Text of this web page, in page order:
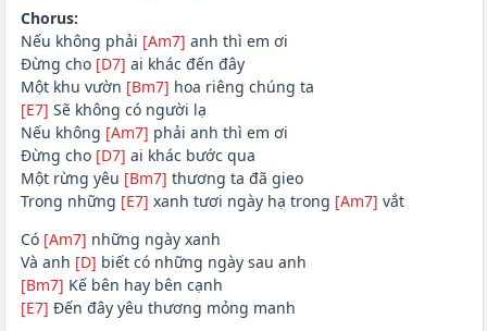
Chorus:
Nếu không phải [Am7] anh thì em ơi
Đừng cho [D7] ai khác đến đây
Một khu vườn [Bm7] hoa riêng chúng ta
[E7] Sẽ không có người lạ
Nếu không [Am7] phải anh thì em ơi
Đừng cho [D7] ai khác bước qua
Một rừng yêu [Bm7] thương ta đã gieo
Trong những [E7] xanh tươi ngày hạ trong [Am7] vắt
Có [Am7] những ngày xanh
Và anh [D] biết có những ngày sau anh
[Bm7] Kế bên hay bên cạnh
[E7] Đến đây yêu thương mỏng manh